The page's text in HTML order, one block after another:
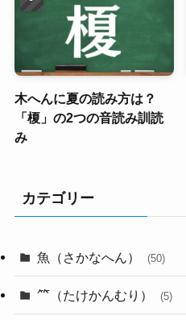
木へんに夏の読み方は？
「榎」の2つの音読み訓読
み
カテゴリー
魚（さかなへん） (50)
⺮（たけかんむり） (5)